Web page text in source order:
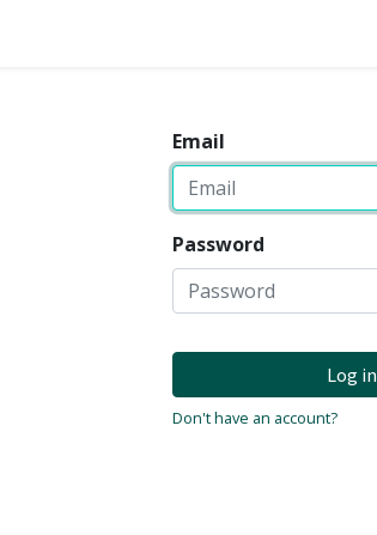
Email
Password
Log in
Don't have an account?